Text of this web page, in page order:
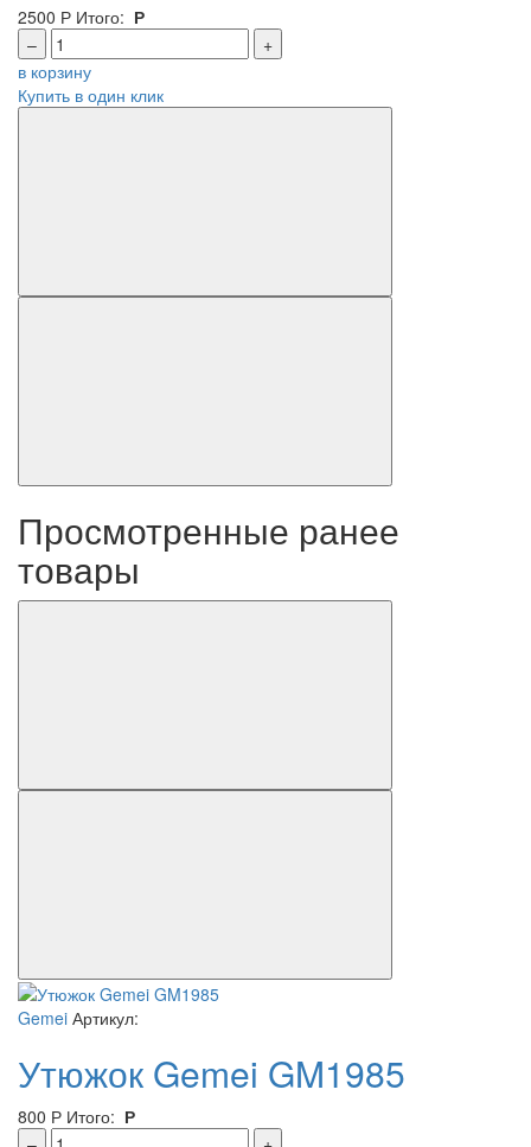
2500 Р Итого: Р
–
+
в корзину
Купить в один клик
Просмотренные ранее
товары
Gemei Артикул:
Утюжок Gemei GM1985
800 Р Итого: Р